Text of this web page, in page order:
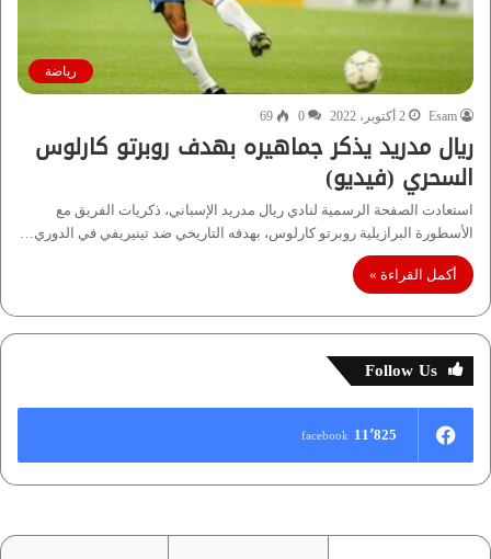
رياضة
Esam 2 أكتوبر، 2022 0
69
ريال مدريد يذكر جماهيره بهدف روبرتو كارلوس
السحري (فيديو)
استعادت الصفحة الرسمية لنادي ريال مدريد الإسباني، ذكريات الفريق مع
الأسطورة البرازيلية روبرتو كارلوس، بهدفه التاريخي ضد تينيريفي في الدوري…
أكمل القراءة »
Follow Us
11٬825 facebook